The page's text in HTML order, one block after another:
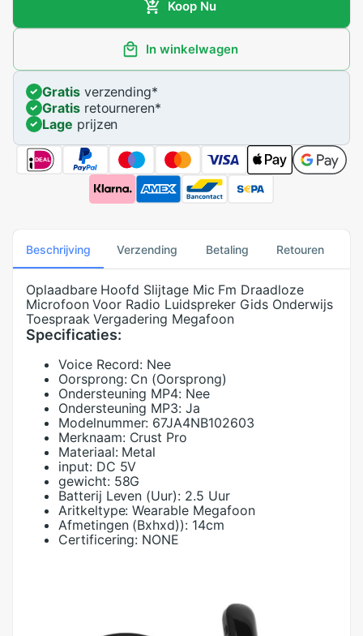
Koop Nu
In winkelwagen
Gratisverzending*
Gratisretourneren*
Lage prijzen
Beschrijving Verzending Betaling Retouren
Oplaadbare Hoofd Slijtage Mic Fm Draadloze
Microfoon Voor Radio Luidspreker Gids Onderwijs
Toespraak Vergadering Megafoon
Specificaties:
Voice Record: Nee
Oorsprong: Cn (Oorsprong)
Ondersteuning MP4: Nee
Ondersteuning MP3: Ja
Modelnummer: 67JA4NB102603
Merknaam: Crust Pro
Materiaal: Metal
input: DC 5V
gewicht: 58G
Batterij Leven (Uur): 2.5 Uur
Aritkeltype: Wearable Megafoon
Afmetingen (Bxhxd)): 14cm
Certificering: NONE